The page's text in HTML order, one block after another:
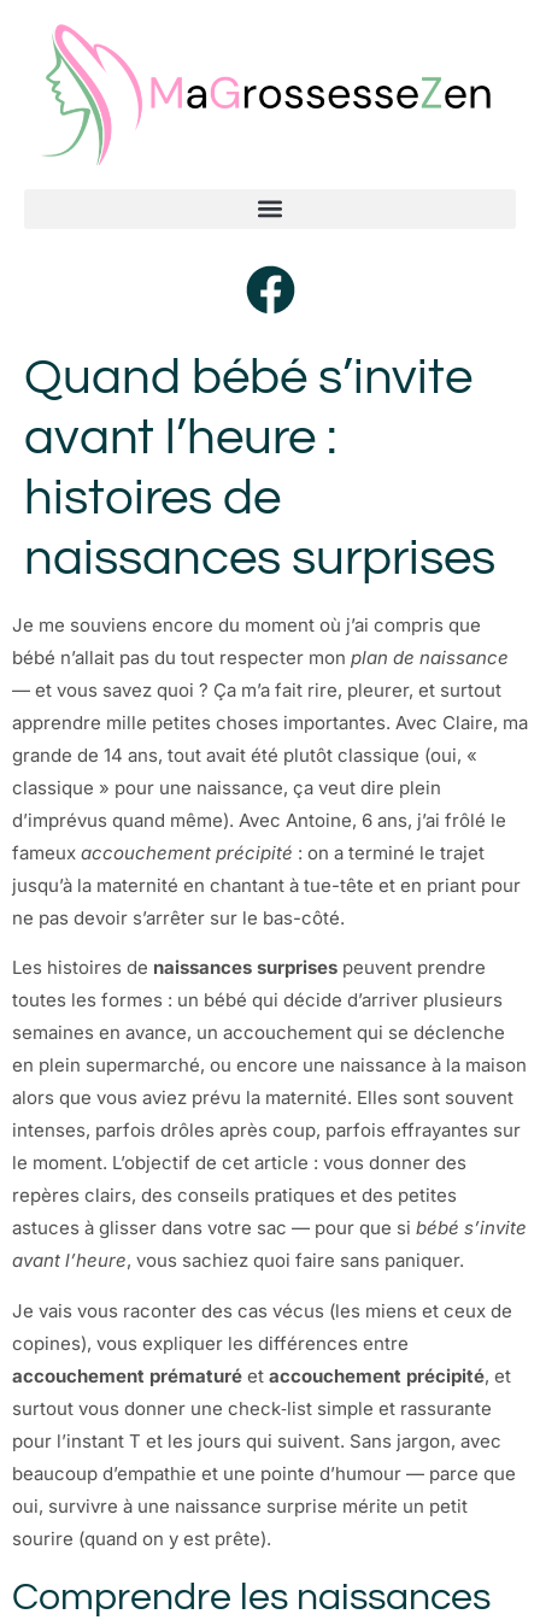
Quand bébé s’invite
avant l’heure :
histoires de
naissances surprises
Je me souviens encore du moment où j’ai compris que
bébé n’allait pas du tout respecter mon plan de naissance
— et vous savez quoi ? Ça m’a fait rire, pleurer, et surtout
apprendre mille petites choses importantes. Avec Claire, ma
grande de 14 ans, tout avait été plutôt classique (oui, «
classique » pour une naissance, ça veut dire plein
d’imprévus quand même). Avec Antoine, 6 ans, j’ai frôlé le
fameux accouchement précipité : on a terminé le trajet
jusqu’à la maternité en chantant à tue-tête et en priant pour
ne pas devoir s’arrêter sur le bas-côté.
Les histoires de naissances surprises peuvent prendre
toutes les formes : un bébé qui décide d’arriver plusieurs
semaines en avance, un accouchement qui se déclenche
en plein supermarché, ou encore une naissance à la maison
alors que vous aviez prévu la maternité. Elles sont souvent
intenses, parfois drôles après coup, parfois effrayantes sur
le moment. L’objectif de cet article : vous donner des
repères clairs, des conseils pratiques et des petites
astuces à glisser dans votre sac — pour que si bébé s’invite
avant l’heure, vous sachiez quoi faire sans paniquer.
Je vais vous raconter des cas vécus (les miens et ceux de
copines), vous expliquer les différences entre
accouchement prématuré et accouchement précipité, et
surtout vous donner une check‑list simple et rassurante
pour l’instant T et les jours qui suivent. Sans jargon, avec
beaucoup d’empathie et une pointe d’humour — parce que
oui, survivre à une naissance surprise mérite un petit
sourire (quand on y est prête).
Comprendre les naissances